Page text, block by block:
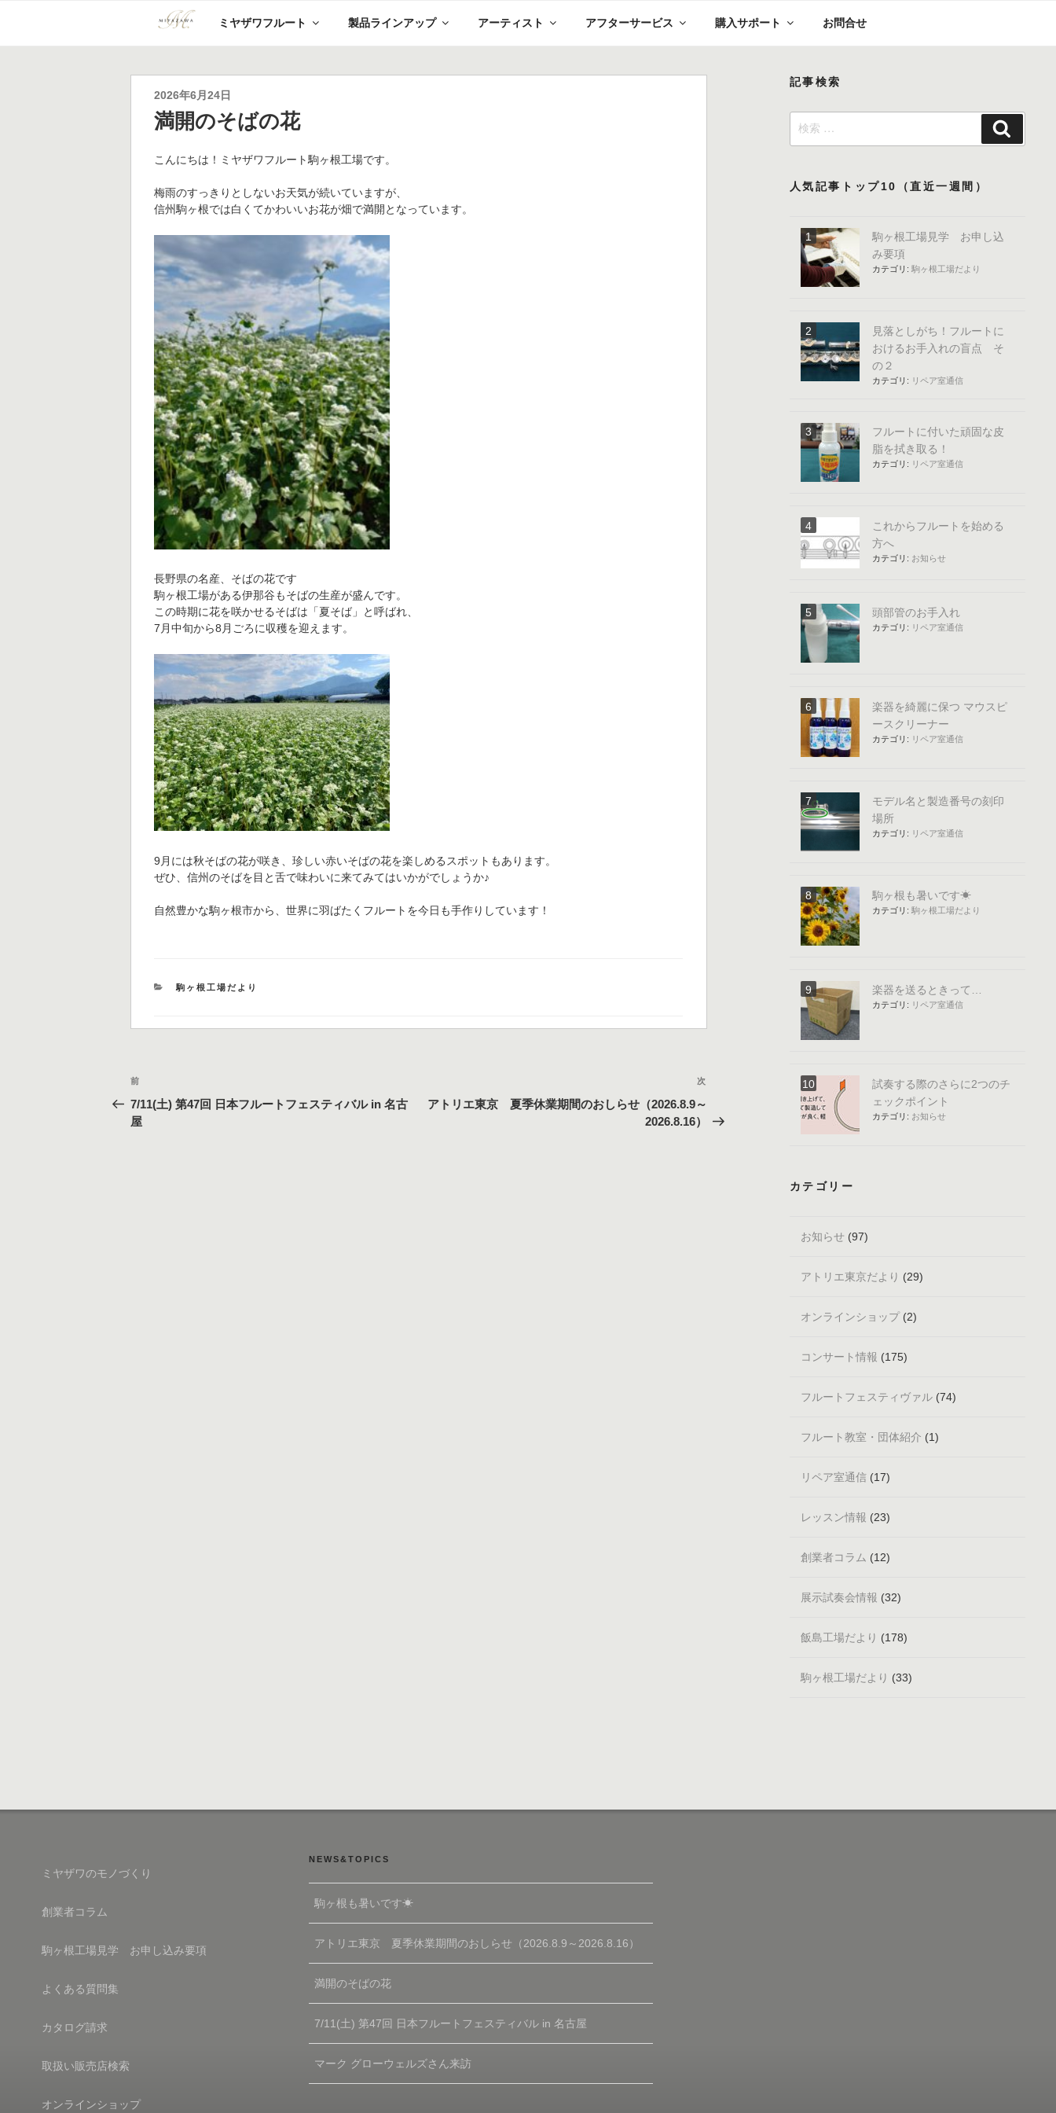
ミヤザワフルート 製品ラインアップ アーティスト アフターサービス 購入サポート お問合せ
投
稿
日:
2026年6月24日
満開のそばの花
こんにちは！ミヤザワフルート駒ヶ根工場です。
梅雨のすっきりとしないお天気が続いていますが、
信州駒ヶ根では白くてかわいいお花が畑で満開となっています。
長野県の名産、そばの花です
駒ヶ根工場がある伊那谷もそばの生産が盛んです。
この時期に花を咲かせるそばは「夏そば」と呼ばれ、
7月中旬から8月ごろに収穫を迎えます。
9月には秋そばの花が咲き、珍しい赤いそばの花を楽しめるスポットもあります。
ぜひ、信州のそばを目と舌で味わいに来てみてはいかがでしょうか♪
自然豊かな駒ヶ根市から、世界に羽ばたくフルートを今日も手作りしています！
カ
駒ヶ根工場だより
投
稿
ナ
過
去
の
前
7/11(土) 第47回 日本フルートフェスティバル in 名古
屋
次
アトリエ東京 夏季休業期間のおしらせ（2026.8.9～
2026.8.16）
記事検索
検
索:
索
人気記事トップ10（直近一週間）
駒ヶ根工場見学 お申し込
み要項
カテゴリ: 駒ヶ根工場だより
見落としがち！フルートに
おけるお手入れの盲点 そ
の２
カテゴリ: リペア室通信
フルートに付いた頑固な皮
脂を拭き取る！
カテゴリ: リペア室通信
これからフルートを始める
方へ
カテゴリ: お知らせ
頭部管のお手入れ
カテゴリ: リペア室通信
楽器を綺麗に保つ マウスピ
ースクリーナー
カテゴリ: リペア室通信
モデル名と製造番号の刻印
場所
カテゴリ: リペア室通信
駒ヶ根も暑いです☀
カテゴリ: 駒ヶ根工場だより
楽器を送るときって…
カテゴリ: リペア室通信
試奏する際のさらに2つのチ
ェックポイント
カテゴリ: お知らせ
カテゴリー
お知らせ (97)
アトリエ東京だより (29)
オンラインショップ(2)
コンサート情報 (175)
フルートフェスティヴァル(74)
フルート教室・団体紹介 (1)
リペア室通信(17)
レッスン情報 (23)
創業者コラム (12)
展示試奏会情報 (32)
飯島工場だより (178)
駒ヶ根工場だより (33)
ミヤザワのモノづくり
創業者コラム
駒ヶ根工場見学 お申し込み要項
よくある質問集
カタログ請求
取扱い販売店検索
オンラインショップ
NEWS&TOPICS
駒ヶ根も暑いです☀
アトリエ東京 夏季休業期間のおしらせ（2026.8.9～2026.8.16）
満開のそばの花
7/11(土) 第47回 日本フルートフェスティバル in 名古屋
マーク グローウェルズさん来訪